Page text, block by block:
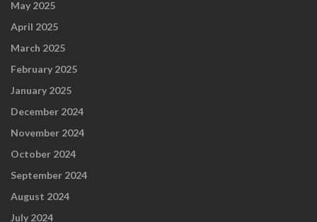
May 2025
April 2025
March 2025
February 2025
January 2025
December 2024
November 2024
October 2024
September 2024
August 2024
July 2024